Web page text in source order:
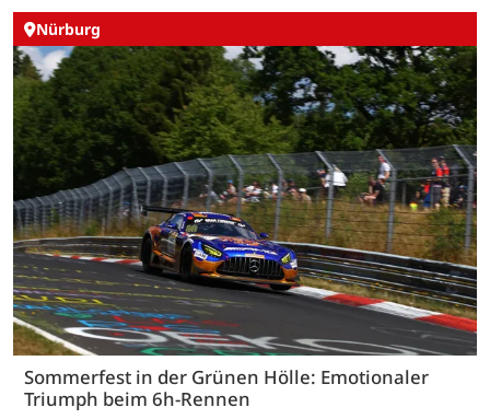
Nürburg
Sommerfest in der Grünen Hölle: Emotionaler
Triumph beim 6h-Rennen